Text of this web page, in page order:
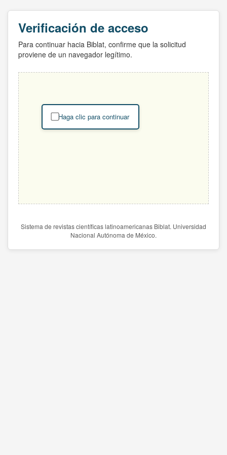
Verificación de acceso
Para continuar hacia Biblat, confirme que la solicitud
proviene de un navegador legítimo.
Haga clic para continuar
Sistema de revistas científicas latinoamericanas Biblat. Universidad
Nacional Autónoma de México.